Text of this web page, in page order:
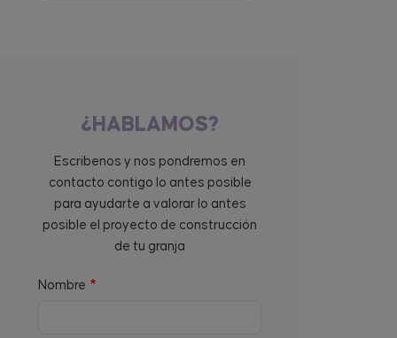
¿HABLAMOS?
Escríbenos y nos pondremos en
contacto contigo lo antes posible
para ayudarte a valorar lo antes
posible el proyecto de construcción
de tu granja
Nombre